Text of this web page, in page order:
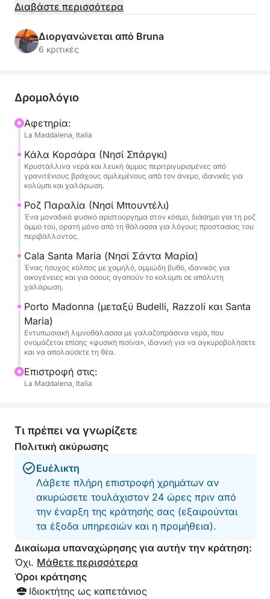
με στυλ και χαλάρωση. Ξεκινώντας από το λιμάνι
συνοδεύσουμε σε μια αξέχαστη εμπειρία ανάμεσα
στα κρυστάλλινα νερά και τα μαγευτικά τοπία των
Κατά τη διάρκεια της ημέρας, θα πλεύσουμε
αρχιπελάγους: το Σπάργκι, με τους κρυμμένους
όρμους και τη χρυσή άμμο. Το Μπουντέλι, διάσημο
για την εντυπωσιακή Ροζ Παραλία του, μια από τις
πιο εντυπωσιακές στον κόσμο (επισκέψιμη μόνο
από τη θάλασσα για να διατηρηθεί η ομορφιά της).
τιρκουάζ νερά της.
Το Azimut 39 προσφέρει μεγάλους εξωτερικούς
χώρους για ηλιοθεραπεία, χώρο ηλιοθεραπείας
στην πλώρη, άνετο πιλοτήριο στην πρύμνη για
χαλάρωση στη σκιά και πανοραμική γέφυρα από
θέα. Στο πλοίο θα βρείτε άνεση, επαγγελματισμό
και φιλοξενία: ο έμπειρος καπετάνιος μας θα
χαρεί να μοιραστεί μαζί σας ιστορίες και
περιέργειες για τα νησιά και να προσαρμόσει το
δρομολόγιο σύμφωνα με τις επιθυμίες σας.
μια αποκλειστική μέρα, μακριά από τα πλήθη,
βυθισμένοι στην παρθένα φύση μιας από τις
ομορφότερες γωνιές της Μεσογείου.
Κλείστε τώρα την ημέρα των ονείρων σας!
Διαβάστε περισσότερα
Διοργανώνεται από Bruna
6 κριτικές
Δρομολόγιο
Αφετηρία:
La Maddalena, Italia
Κάλα Κορσάρα (Νησί Σπάργκι)
Κρυστάλλινα νερά και λευκή άμμος περιτριγυρισμένες από
γρανιτένιους βράχους σμιλεμένους από τον άνεμο, ιδανικές για
κολύμπι και χαλάρωση.
Ροζ Παραλία (Νησί Μπουντέλι)
Ένα μοναδικό φυσικό αριστούργημα στον κόσμο, διάσημο για τη ροζ
άμμο του, ορατή μόνο από τη θάλασσα για λόγους προστασίας του
περιβάλλοντος.
Cala Santa Maria (Νησί Σάντα Μαρία)
Ένας ήσυχος κόλπος με χαμηλό, αμμώδη βυθό, ιδανικός για
οικογένειες και για όσους αγαπούν το κολύμπι σε απόλυτη
χαλάρωση.
Porto Madonna (μεταξύ Budelli, Razzoli και Santa
Maria)
Εντυπωσιακή λιμνοθάλασσα με γαλαζοπράσινα νερά, που
ονομάζεται επίσης «φυσική πισίνα», ιδανική για να αγκυροβολήσετε
και να απολαύσετε τη θέα.
Επιστροφή στις:
La Maddalena, Italia
Τι πρέπει να γνωρίζετε
Πολιτική ακύρωσης
Ευέλικτη
Λάβετε πλήρη επιστροφή χρημάτων αν
ακυρώσετε τουλάχιστον 24 ώρες πριν από
την έναρξη της κράτησής σας (εξαιρούνται
τα έξοδα υπηρεσιών και η προμήθεια).
Δικαίωμα υπαναχώρησης για αυτήν την κράτηση:
Όχι. Μάθετε περισσότερα
Όροι κράτησης
Ιδιοκτήτης ως καπετάνιος